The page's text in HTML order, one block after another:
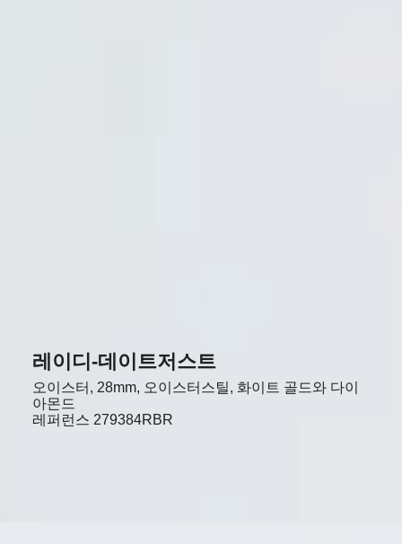
레이디-데이트저스트
오이스터, 28mm, 오이스터스틸, 화이트 골드와 다이
아몬드
레퍼런스 279384RBR